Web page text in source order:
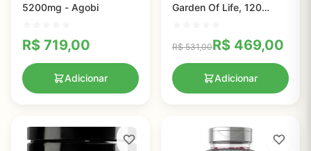
5200mg - Agobi
R$ 719,00
Adicionar
Garden Of Life, 120
R$531,00R$ 469,00
Adicionar